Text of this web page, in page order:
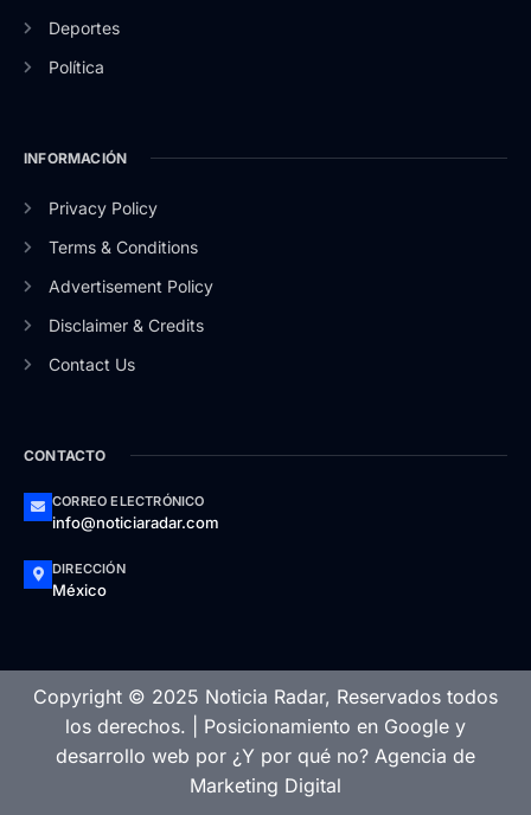
Deportes
Política
INFORMACIÓN
Privacy Policy
Terms & Conditions
Advertisement Policy
Disclaimer & Credits
Contact Us
CONTACTO
CORREO ELECTRÓNICO
info@noticiaradar.com
DIRECCIÓN
México
Copyright © 2025 Noticia Radar, Reservados todos
los derechos. | Posicionamiento en Google y
desarrollo web por ¿Y por qué no? Agencia de
Marketing Digital